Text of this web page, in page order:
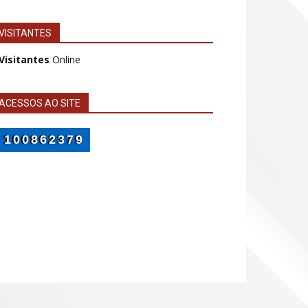
Online
AO SITE